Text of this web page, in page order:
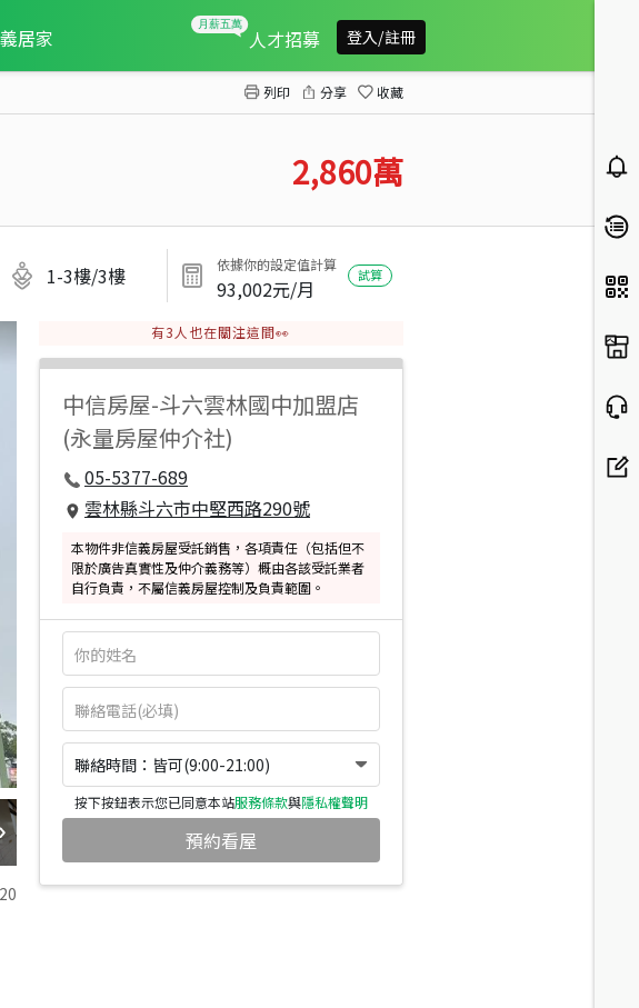
居家 人才招募 登入/註冊
列印 分享 收藏
2,860萬
1-3樓/3樓 依據你的設定值計算
93,002元/月
試算
20
有3 人也在關注這間👀
中信房屋-斗六雲林國中加盟店
(永量房屋仲介社)
05-5377-689
雲林縣斗六市中堅西路290號
本物件非信義房屋受託銷售，各項責任（包括但不
限於廣告真實性及仲介義務等）概由各該受託業者
自行負責，不屬信義房屋控制及負責範圍。
聯絡時間：皆可(9:00-21:00)
按下按鈕表示您已同意本站服務條款與隱私權聲明
預約看屋